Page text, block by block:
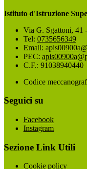
Istituto d'Istruzione
Via G. Sgattoni, 41
Tel: 0735656349
Email:
PEC:
C.F.: 91038940440
Codice
Seguici su
Facebook
Instagram
Sezione Link Utili
Cookie policy